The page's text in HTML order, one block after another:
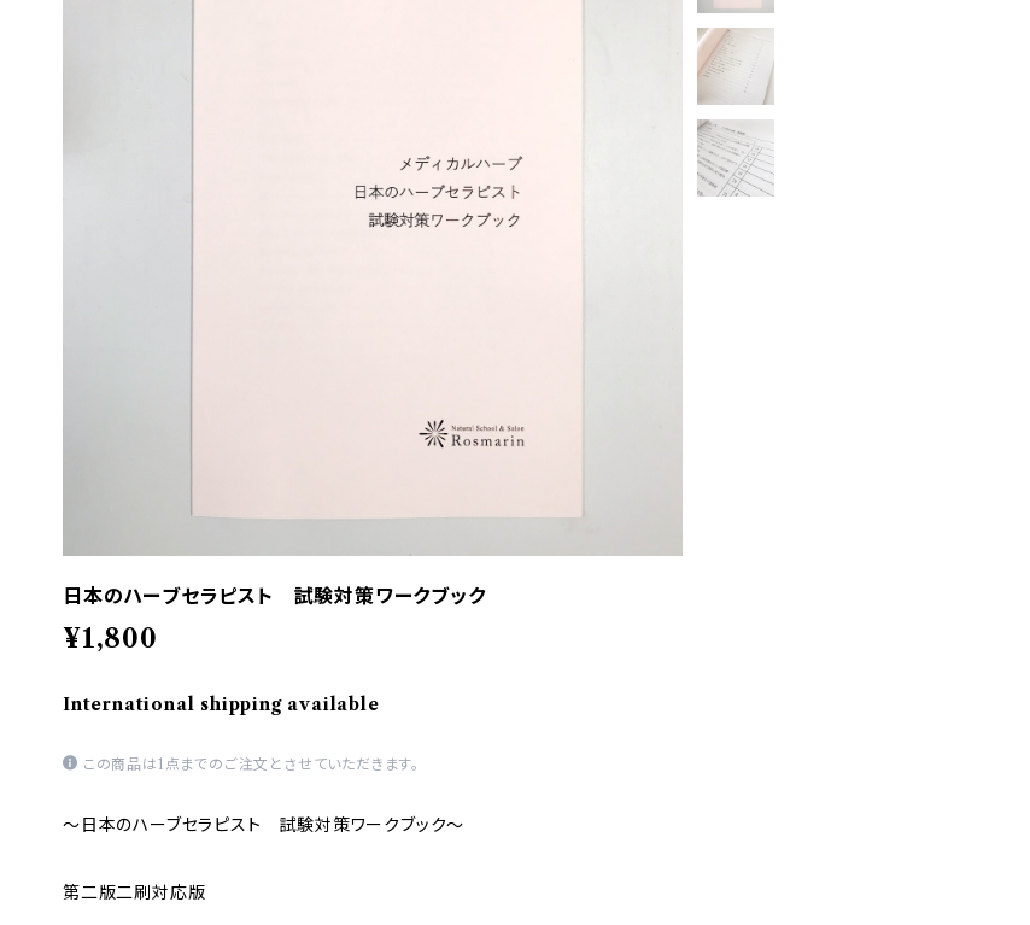
日本のハーブセラピスト 試験対策ワークブック
¥1,800
International shipping available
この商品は1点までのご注文とさせていただきます。
～日本のハーブセラピスト 試験対策ワークブック～
第二版二刷対応版